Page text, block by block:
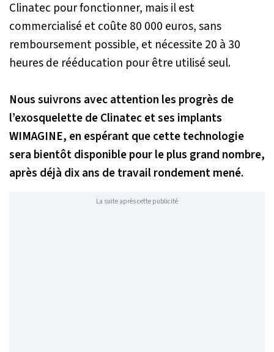
Clinatec pour fonctionner, mais il est
commercialisé et coûte 80 000 euros, sans
remboursement possible, et nécessite 20 à 30
heures de rééducation pour être utilisé seul.
Nous suivrons avec attention les progrès de
l’exosquelette de Clinatec et ses implants
WIMAGINE, en espérant que cette technologie
sera bientôt disponible pour le plus grand nombre,
après déjà dix ans de travail rondement mené.
La suite après cette publicité